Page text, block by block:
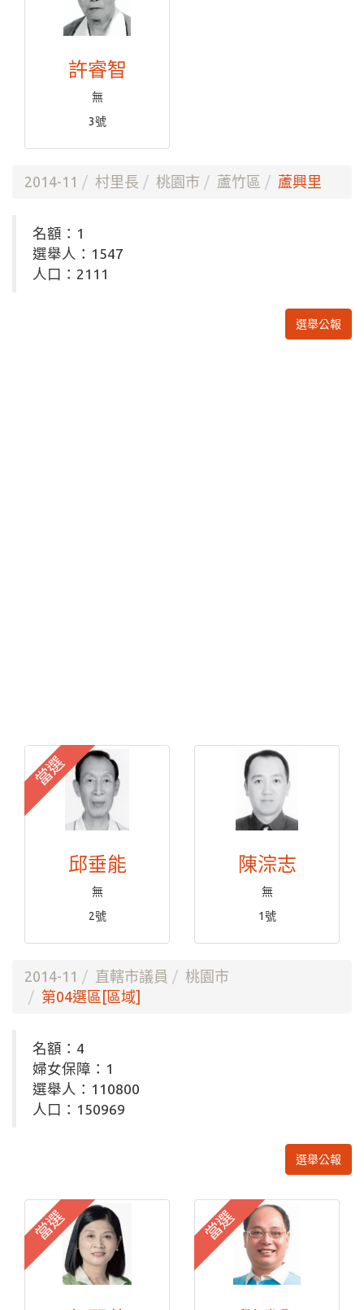
許睿智
無
3號
2014-11 村里長 桃園市 蘆竹區 蘆興里
名額：1
選舉人：1547
人口：2111
選舉公報
當選
邱垂能
無
2號
陳淙志
無
1號
2014-11 直轄市議員
桃園市
第04選區[區域]
名額：4
婦女保障：1
選舉人：110800
人口：150969
選舉公報
當選 當選